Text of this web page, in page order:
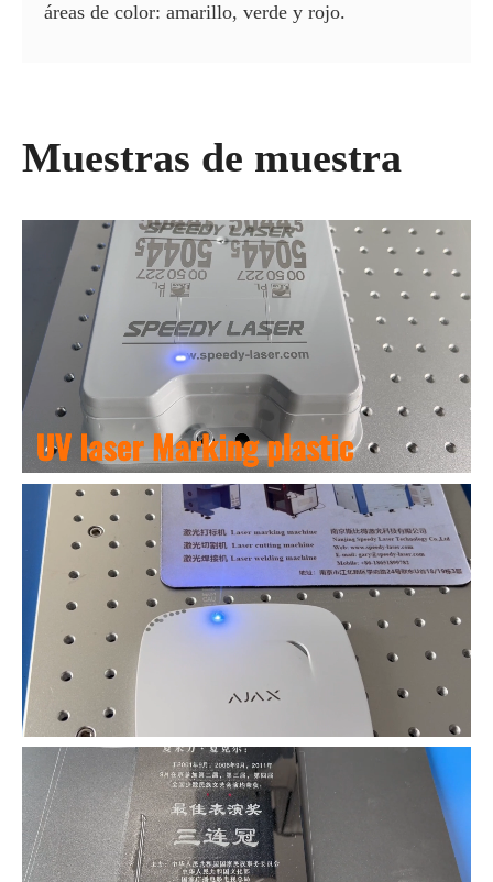
áreas de color: amarillo, verde y rojo.
Muestras de muestra